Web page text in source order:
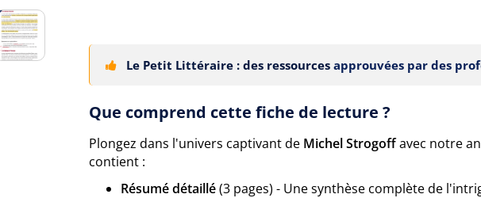
Le Petit Littéraire : des ressources approuvées par des
Que comprend cette fiche de lecture ?
Plongez dans l'univers captivant de Michel Strogoffavec notre
contient :
Résumé détaillé(3 pages) - Une synthèse complète de